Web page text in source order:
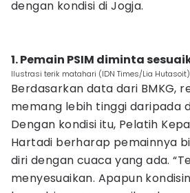
dengan kondisi di Jogja.
1. Pemain PSIM diminta
Ilustrasi terik matahari (IDN Times/Lia Hutasoit)
Berdasarkan data dari BMKG,
memang lebih tinggi daripada
Dengan kondisi itu, Pelatih
Hartadi berharap pemainnya
diri dengan cuaca yang ada.
menyesuaikan. Apapun